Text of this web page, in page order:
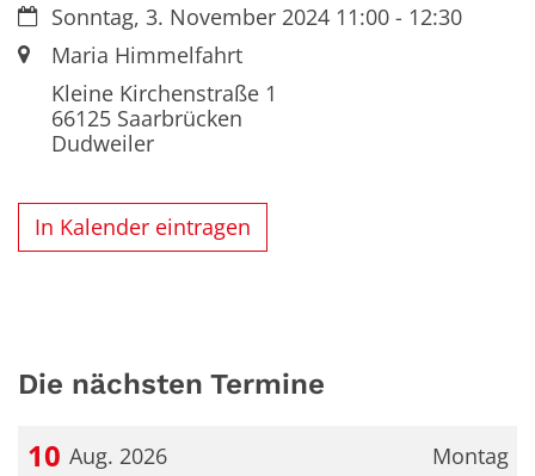
Datum:Sonntag, 3. November 2024 11:00 - 12:30
Ort:Maria Himmelfahrt
Kleine Kirchenstraße 1
66125Saarbrücken
Dudweiler
In Kalender eintragen
Die nächsten Termine
Montag
10 Aug. 2026